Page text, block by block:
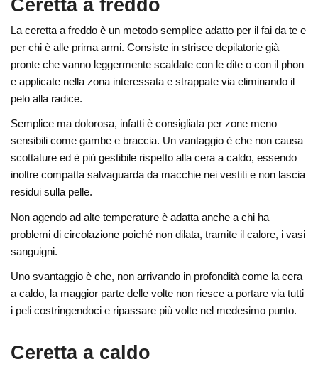
La ceretta a freddo è un metodo semplice adatto per il fai da te e
per chi è alle prima armi. Consiste in strisce depilatorie già
pronte che vanno leggermente scaldate con le dite o con il phon
e applicate nella zona interessata e strappate via eliminando il
pelo alla radice.
Semplice ma dolorosa, infatti è consigliata per zone meno
sensibili come gambe e braccia. Un vantaggio è che non causa
scottature ed è più gestibile rispetto alla cera a caldo, essendo
inoltre compatta salvaguarda da macchie nei vestiti e non lascia
residui sulla pelle.
Non agendo ad alte temperature è adatta anche a chi ha
problemi di circolazione poiché non dilata, tramite il calore, i vasi
sanguigni.
Uno svantaggio è che, non arrivando in profondità come la cera
a caldo, la maggior parte delle volte non riesce a portare via tutti
i peli costringendoci e ripassare più volte nel medesimo punto.
Ceretta a caldo